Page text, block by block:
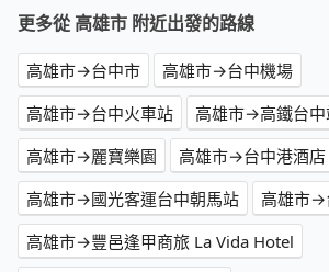
更多從 高雄市 附近出發的路線
高雄市→台中市
高雄市→台中機場
高雄市→台中火車站
高雄市→高鐵台中
高雄市→麗寶樂園
高雄市→台中港酒店
高雄市→國光客運台中朝馬站
高雄市→
高雄市→豐邑逢甲商旅 La Vida Hotel